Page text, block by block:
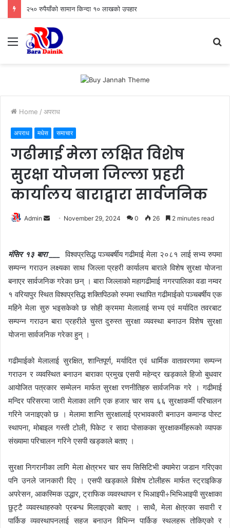
२५० रुपैयाँको सामान किन्दा १० लाखको उपहार
Menu
Home / अपराध
अपराध मधेस समाचार
गढीमाई मेला लक्षित विशेष
सुरक्षा योजना जिल्ला प्रहरी
कार्यालय बाराद्वारा सार्वजनिक
Admin
a
n
e
m
November 29, 2024 0 26 2 minutes read
मंसिर १३ बारा ___
विश्वप्रसिद्ध पञ्चबर्षीय गढीमाई मेला २०८१ लाई सभ्य रुपमा
सम्पन्न गराउन लक्ष्यका साथ जिल्ला प्रहरी कार्यालय बाराले विशेष सुरक्षा योजना
बनाएर सार्वजनिक गरेका छन् । बारा जिल्लाको महागढीमाई नगरपालिका वडा नम्वर
१ वरियापुर स्थित विश्वप्रसिद्ध शक्तिपिठको रुपमा स्थापित गढीमाईको पञ्चबर्षीय एक
महिने मेला सुरु भइसकेको छ सोही क्रममा मेलालाई सभ्य एवं मर्यादित तवरबाट
सम्पन्न गराउन बारा प्रहरीले चुस्त दुरुस्त सुरक्षा व्यवस्था बनाउन विशेष सुरक्षा
योजना सार्वजनिक गरेका हुन् ।
गढीमाईको मेलालाई सुरक्षित, शान्तिपूर्ण, मर्यादित एवं धार्मिक वातावरणमा सम्पन्न
गराउन र व्यवस्थित बनाउन बाराका प्रमुख एसपी महेन्द्र खड्काले हिजो बुधवार
आयोजित पत्रकार सम्मेलन मार्फत सुरक्षा रणनीतिहरु सार्वजनिक गरे । गढीमाई
मन्दिर परिसरमा जारी मेलाका लागि एक हजार चार सय ६६ सुरक्षाकर्मी परिचालन
गरिने जनाइएको छ । मेलामा शान्ति सुरक्षालाई प्रभावकारी बनाउन कमान्ड पोस्ट
स्थापना, मोबाइल गस्ती टोली, पिकेट र सादा पोसाकका सुरक्षाकर्मीहरूको व्यापक
संख्यामा परिचालन गरिने एसपी खड्काले बताए ।
सुरक्षा निगरानीका लागि मेला क्षेत्रभर चार सय सिसिटिभी क्यामेरा जडान गरिएका
पनि उनले जानकारी दिए । एसपी खड्काले विशेष टोलीहरू मार्फत स्ट्राइकिङ
अपरेसन, आकस्मिक उद्धार, ट्राफिक व्यवस्थापन र भिआइपी÷भिभिआइपी सुरक्षाका
छुट्टै व्यवस्थाहरुको प्रबन्ध मिलाइएको बताए । साथै, मेला क्षेत्रका सवारी र
पार्किङ व्यवस्थापनलाई सहज बनाउन विभिन्न पार्किङ स्थलहरू तोकिएको र